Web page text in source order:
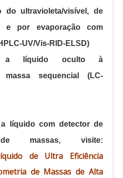
do ultravioleta/visível, de
e por evaporação com
UV/Vis-RID-ELSD)
a líquido oculto à
massa sequencial (LC-
a líquido com detector de
de massas, visite:
de Ultra Eficiência
de Massas de Alta